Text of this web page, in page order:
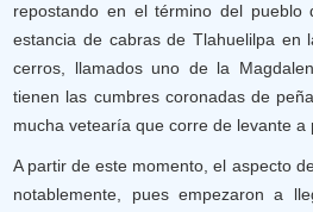
repostando en el término del pueblo
estancia de cabras de Tlahuelilpa en
cerros, llamados uno de la
tienen las cumbres coronadas de
mucha vetearía que corre de levante a
A partir de este momento, el aspecto
notablemente, pues empezaron a